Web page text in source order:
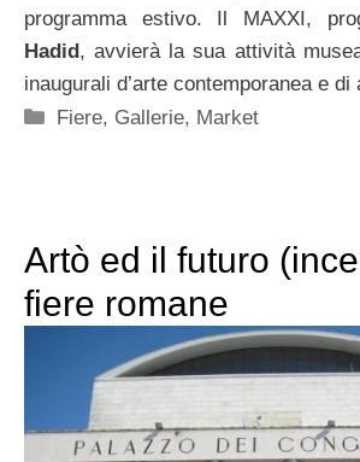
programma estivo. Il MAXXI,
Hadid, avvierà la sua attività
inaugurali d’arte contemporanea e di
Categorie
Fiere, Gallerie, Market
Artò ed il futuro
fiere romane